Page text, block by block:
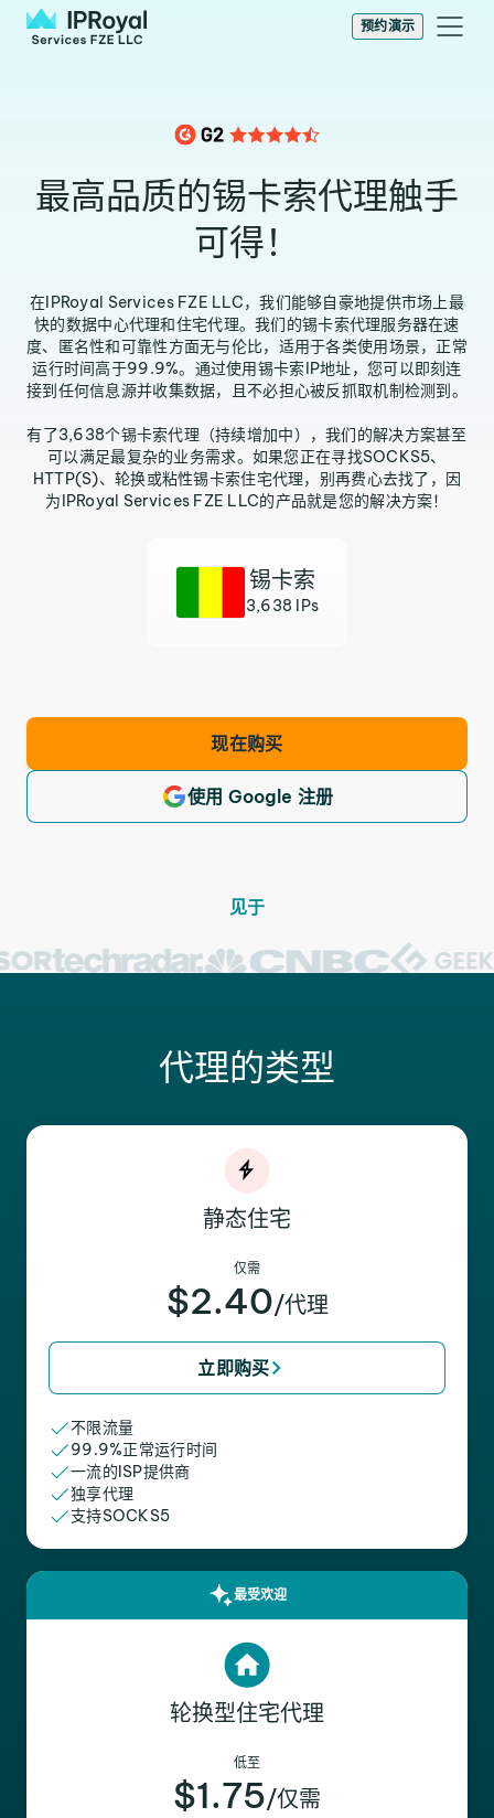
预约演示
最高品质的锡卡索代理触手
可得！
在IPRoyal Services FZE LLC，我们能够自豪地提供市场上最
快的数据中心代理和住宅代理。我们的锡卡索代理服务器在速
度、匿名性和可靠性方面无与伦比，适用于各类使用场景，正常
运行时间高于99.9%。通过使用锡卡索IP地址，您可以即刻连
接到任何信息源并收集数据，且不必担心被反抓取机制检测到。
有了3,638个锡卡索代理（持续增加中），我们的解决方案甚至
可以满足最复杂的业务需求。如果您正在寻找SOCKS5、
HTTP(S)、轮换或粘性锡卡索住宅代理，别再费心去找了，因
为IPRoyal Services FZE LLC的产品就是您的解决方案！
锡卡索
3,638 IPs
现在购买
使用 Google 注册
见于
代理的类型
静态住宅
仅需
$2.40/代理
立即购买
不限流量
99.9%正常运行时间
一流的ISP提供商
独享代理
支持SOCKS5
最受欢迎
轮换型住宅代理
低至
$1.75/仅需